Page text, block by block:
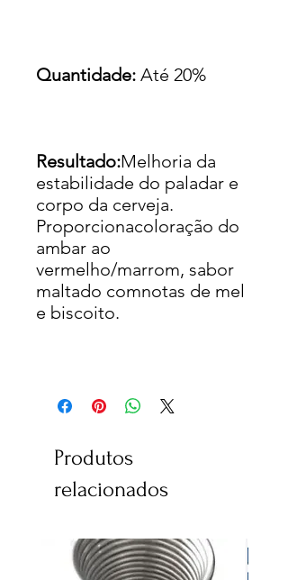
Quantidade: Até 20%
Resultado:Melhoria da
estabilidade do paladar e
corpo da cerveja.
Proporcionacoloração do
ambar ao
vermelho/marrom, sabor
maltado comnotas de mel
e biscoito.
Produtos
relacionados